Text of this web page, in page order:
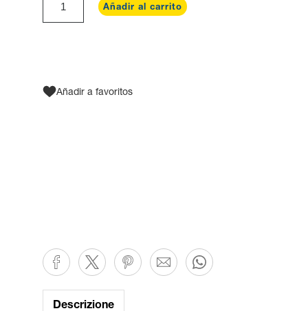
Añadir al carrito
Añadir a favoritos
Descrizione